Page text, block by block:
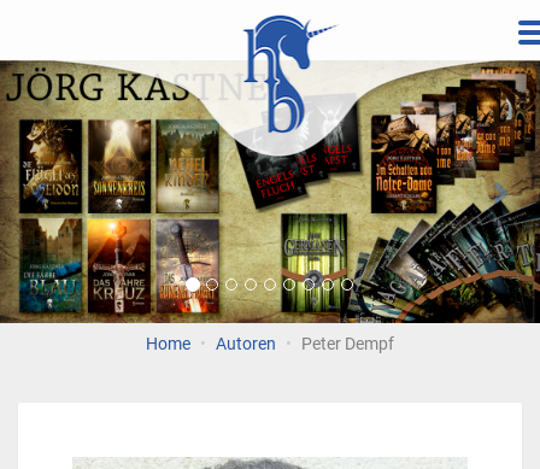
InhaltVorherige
Home Autoren Peter Dempf